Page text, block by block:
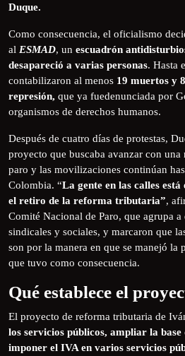
Duque.
Como consecuencia, el oficialismo
al ESMAD, un escuadrón
desapareció a varias personas. Hasta
contabilizaron al menos 19 muertos y
represión, que ya fuedenunciada por
organismos de derechos humanos.
Después de cuatro días de protestas,
proyecto que buscaba avanzar con
paro y las movilizaciones continúan
Colombia. “La gente en las calles
el retiro de la reforma tributaria”,
Comité Nacional de Paro, que agrupa
sindicales y sociales, y marcaron que
son por la manera en que se manejó la
que tuvo como consecuencia.
Qué establece el
El proyecto de reforma tributaria de
los servicios públicos, ampliar la base
imponer el IVA en varios servicios